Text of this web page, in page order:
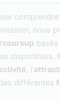
nous
disponibles.
, l’
différentes